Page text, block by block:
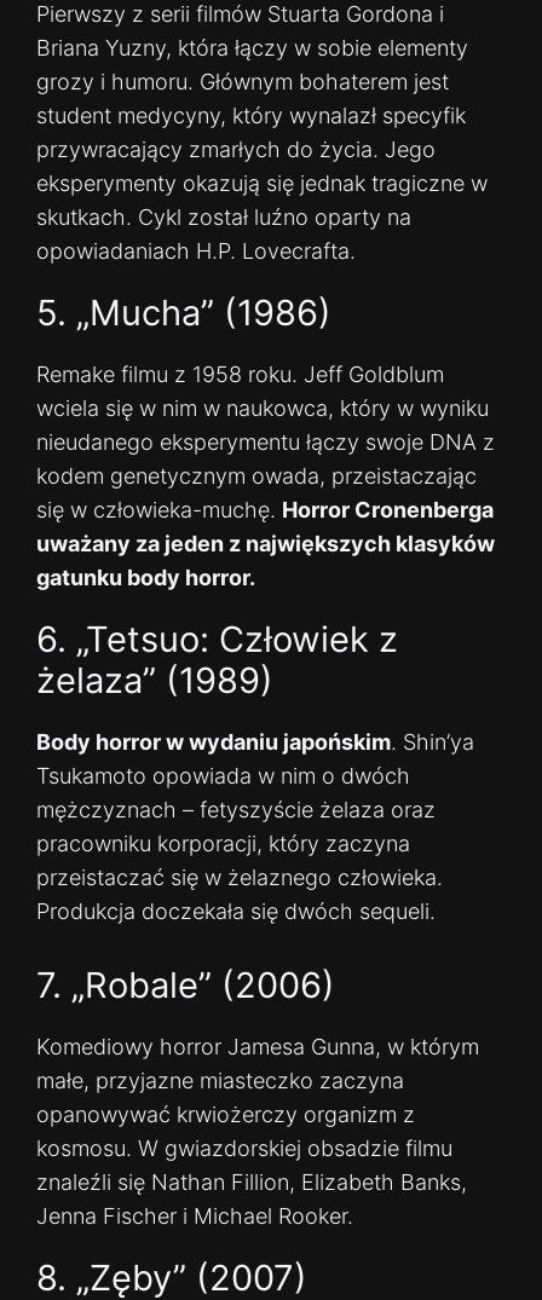
Pierwszy z serii filmów Stuarta Gordona i
Briana Yuzny, która łączy w sobie elementy
grozy i humoru. Głównym bohaterem jest
student medycyny, który wynalazł specyfik
przywracający zmarłych do życia. Jego
eksperymenty okazują się jednak tragiczne w
skutkach. Cykl został luźno oparty na
opowiadaniach H.P. Lovecrafta.
5. „Mucha” (1986)
Remake filmu z 1958 roku. Jeff Goldblum
wciela się w nim w naukowca, który w wyniku
nieudanego eksperymentu łączy swoje DNA z
kodem genetycznym owada, przeistaczając
się w człowieka-muchę. Horror Cronenberga
uważany za jeden z największych klasyków
gatunku body horror.
6. „Tetsuo: Człowiek z
żelaza” (1989)
Body horror w wydaniu japońskim. Shin’ya
Tsukamoto opowiada w nim o dwóch
mężczyznach – fetyszyście żelaza oraz
pracowniku korporacji, który zaczyna
przeistaczać się w żelaznego człowieka.
Produkcja doczekała się dwóch sequeli.
7. „Robale” (2006)
Komediowy horror Jamesa Gunna, w którym
małe, przyjazne miasteczko zaczyna
opanowywać krwiożerczy organizm z
kosmosu. W gwiazdorskiej obsadzie filmu
znaleźli się Nathan Fillion, Elizabeth Banks,
Jenna Fischer i Michael Rooker.
8. „Zęby” (2007)